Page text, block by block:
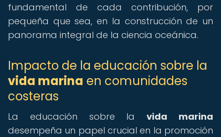
fundamental de cada contribución, por
pequeña que sea, en la construcción de un
panorama integral de la ciencia oceánica.
Impacto de la educación sobre la
vida marina en comunidades
costeras
La educación sobre lavida marina
desempeña un papel crucial en la promoción